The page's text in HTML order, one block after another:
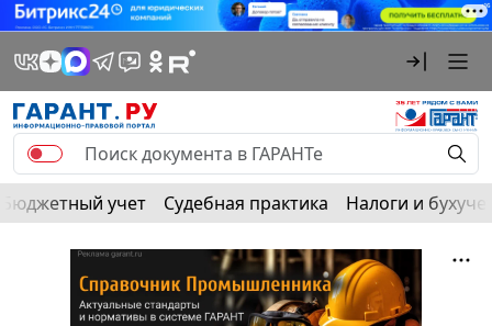
Бюджетный учет Судебная практика Налоги и